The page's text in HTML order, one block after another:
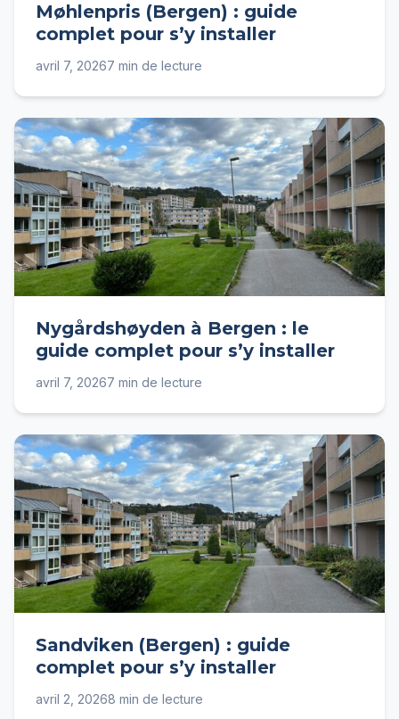
Møhlenpris (Bergen) : guide
complet pour s’y installer
avril 7, 20267 min de lecture
Nygårdshøyden à Bergen : le
guide complet pour s’y installer
avril 7, 20267 min de lecture
Sandviken (Bergen) : guide
complet pour s’y installer
avril 2, 20268 min de lecture